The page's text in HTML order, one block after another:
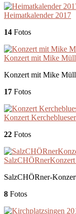
Heimatkalender 2017
14 Fotos
Konzert mit Mike
Konzert mit Mike
17 Fotos
Konzert Kercheblueser
22 Fotos
SalzCHÖRner-
8 Fotos